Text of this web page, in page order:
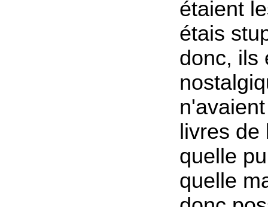
étaient
étais
donc, ils
livres de
quelle
quelle